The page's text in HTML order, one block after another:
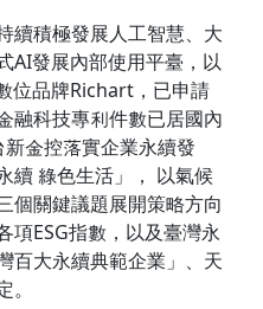
續積極發展人工智慧、大
AI發展內部使用平臺，以
位品牌Richart，已申請
融科技專利件數已居國內
金控落實企業永續發
續 綠色生活」， 以氣候
個關鍵議題展開策略方向
項ESG指數，以及臺灣永
百大永續典範企業」、天